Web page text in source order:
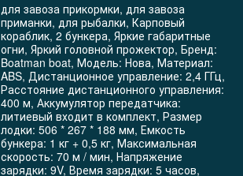
для завоза прикормки, для завоза
приманки, для рыбалки, Карповый
кораблик, 2 бункера, Яркие габаритные
огни, Яркий головной прожектор, Бренд:
Boatman boat, Модель: Нова, Материал:
ABS, Дистанционное управление: 2,4 ГГц,
Расстояние дистанционного управления:
400 м, Аккумулятор передатчика:
литиевый входит в комплект, Размер
лодки: 506 * 267 * 188 мм, Емкость
бункера: 1 кг + 0,5 кг, Максимальная
скорость: 70 м / мин, Напряжение
зарядки: 9V, Время зарядки: 5 часов,